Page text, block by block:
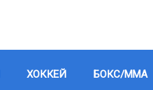
ХОККЕЙ БОКС/ММА